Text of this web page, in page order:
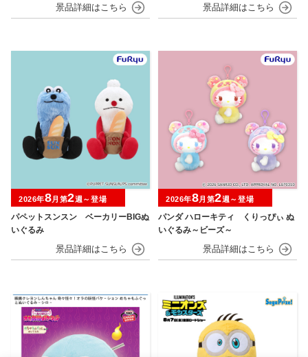
パペットスンスン ベーカリーBIGぬ
いぐるみ
2026年8月第2週～登場
パンダ ハローキティ くりっぴぃ ぬ
いぐるみ～ビーズ～
2026年8月第2週～登場